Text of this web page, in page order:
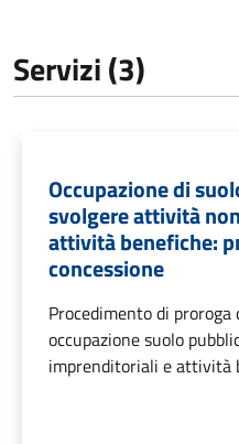
Servizi (3)
Occupazione di
svolgere attività
attività benefiche:
concessione
Procedimento di proroga
occupazione suolo
imprenditoriali e attività